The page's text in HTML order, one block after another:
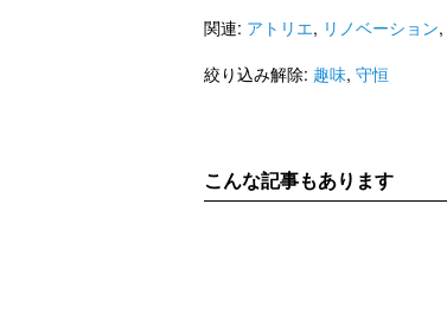
関連: アトリエ, リノベーション,
絞り込み解除: 趣味, 守恒
こんな記事もあります